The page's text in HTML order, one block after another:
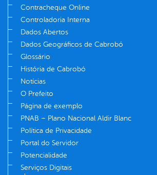
Contracheque Online
Controladoria Interna
Dados Abertos
Dados Geográficos de Cabrobó
Glossário
História de Cabrobó
Notícias
O Prefeito
Página de exemplo
PNAB – Plano Nacional Aldir Blanc
Política de Privacidade
Portal do Servidor
Potencialidade
Serviços Digitais